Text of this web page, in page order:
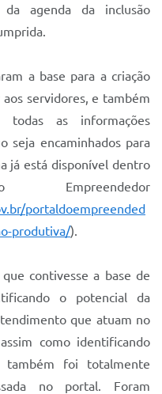
agenda da inclusão
a base para a criação
servidores, e também
as informações
seja encaminhados para
já está disponível dentro
portaldoempreended
produtiva/).
contivesse a base de
o potencial da
que atuam no
como identificando
também foi totalmente
no portal. Foram